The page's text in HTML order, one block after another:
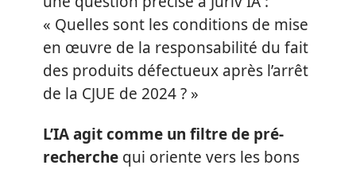
« Quelles sont les conditions de mise
en œuvre de la responsabilité du fait
des produits défectueux après l’arrêt
de la CJUE de 2024 ? »
L’IA agit comme un filtre de pré-
recherche qui oriente vers les bons